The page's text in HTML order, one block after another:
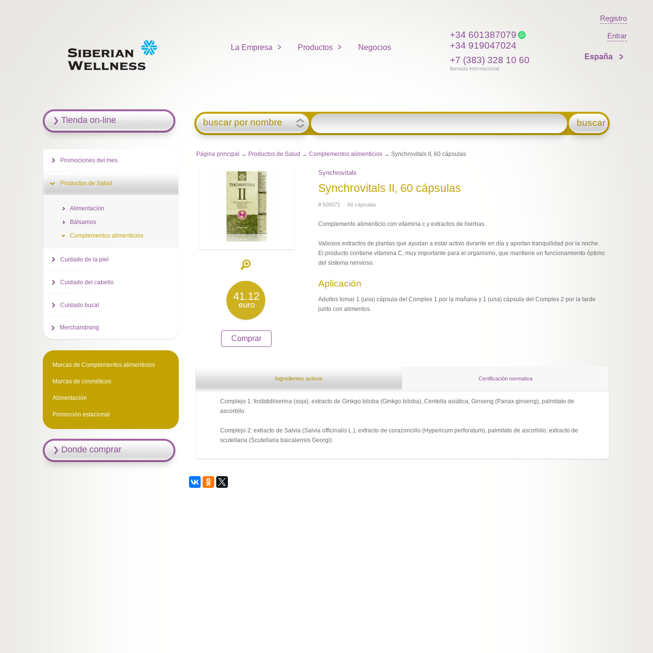
La Empresa Productos Negocios
+34 601387079
+34 919047024
+7 (383) 328 10 60
llamada internacional
Registro
Entrar
España
buscar por nombre buscar
Página principal → Productos de Salud → Complementos alimenticios → Synchrovitals II, 60 cápsulas
41.12
euro
Comprar
Synchrovitals
Synchrovitals II, 60 cápsulas
# 500071 60 cápsulas
Complemento alimenticio con vitamina c y extractos de hierbas.
Valiosos extractos de plantas que ayudan a estar activo durante en día y aportan tranquilidad por la noche.
El producto contiene vitamina C, muy importante para el organismo, que mantiene un funcionamiento óptimo
del sistema nervioso.
Aplicación
Adultos tomar 1 (una) cápsula del Complex 1 por la mañana y 1 (una) cápsula del Complex 2 por la tarde
junto con alimentos.
Ingredientes activos Certificación normativa
Complejo 1: fosfatidilserina (soja), extracto de Ginkgo biloba (Ginkgo biloba), Centella asiática, Ginseng (Panax ginseng), palmitato de
ascorbilo.
Complejo 2: extracto de Salvia (Salvia officinalis L.), extracto de corazoncillo (Hypericum perforatum), palmitato de ascorbilo, extracto de
scutellaria (Scutellaria baicalensis Georgi).
Tienda on-line
Promociones del mes
Productos de Salud
Alimentación
Bálsamos
Complementos alimenticios
Cuidado de la piel
Cuidado del cabello
Cuidado bucal
Merchandising
Marcas de Complementos alimenticios
Marcas de cosméticos
Alimentación
Promoción estacional
Donde comprar